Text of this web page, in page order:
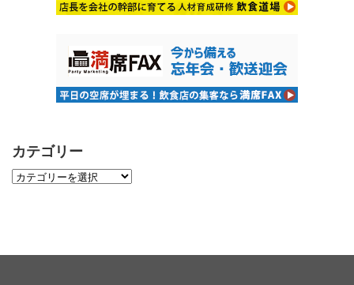
カテゴリー